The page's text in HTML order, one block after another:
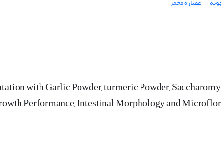
عصاره مخمر
with Garlic Powder, turmeric Powder,
Performance, Intestinal Morphology and